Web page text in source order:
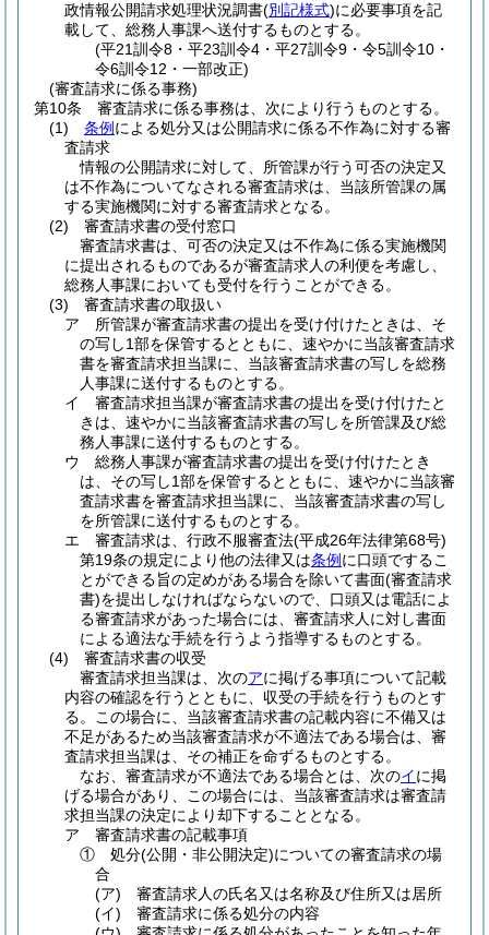
政情報公開請求処理状況調書(別記様式)に必要事項を記
載して、総務人事課へ送付するものとする。
(平21訓令8・平23訓令4・平27訓令9・令5訓令10・
令6訓令12・一部改正)
(審査請求に係る事務)
第10条
審査請求に係る事務は、次により行うものとする。
(1)
条例 による処分又は公開請求に係る不作為に対する審
査請求
情報の公開請求に対して、所管課が行う可否の決定又
は不作為についてなされる審査請求は、当該所管課の属
する実施機関に対する審査請求となる。
(2)
審査請求書の受付窓口
審査請求書は、可否の決定又は不作為に係る実施機関
に提出されるものであるが審査請求人の利便を考慮し、
総務人事課においても受付を行うことができる。
(3)
審査請求書の取扱い
ア
所管課が審査請求書の提出を受け付けたときは、そ
の写し1部を保管するとともに、速やかに当該審査請求
書を審査請求担当課に、当該審査請求書の写しを総務
人事課に送付するものとする。
イ
審査請求担当課が審査請求書の提出を受け付けたと
きは、速やかに当該審査請求書の写しを所管課及び総
務人事課に送付するものとする。
ウ
総務人事課が審査請求書の提出を受け付けたとき
は、その写し1部を保管するとともに、速やかに当該審
査請求書を審査請求担当課に、当該審査請求書の写し
を所管課に送付するものとする。
エ
審査請求は、行政不服審査法(平成26年法律第68号)
第19条の規定により他の法律又は条例 に口頭でするこ
とができる旨の定めがある場合を除いて書面(審査請求
書)を提出しなければならないので、口頭又は電話によ
る審査請求があった場合には、審査請求人に対し書面
による適法な手続を行うよう指導するものとする。
(4)
審査請求書の収受
審査請求担当課は、次のアに掲げる事項について記載
内容の確認を行うとともに、収受の手続を行うものとす
る。この場合に、当該審査請求書の記載内容に不備又は
不足があるため当該審査請求が不適法である場合は、審
査請求担当課は、その補正を命ずるものとする。
なお、審査請求が不適法である場合とは、次のイに掲
げる場合があり、この場合には、当該審査請求は審査請
求担当課の決定により却下することとなる。
ア
審査請求書の記載事項
①
処分(公開・非公開決定)についての審査請求の場
合
(ア)
審査請求人の氏名又は名称及び住所又は居所
(イ)
審査請求に係る処分の内容